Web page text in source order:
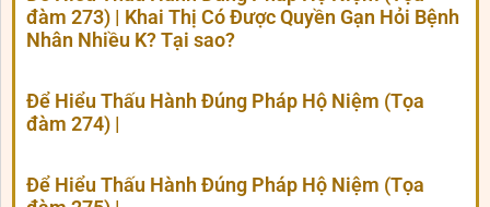
đàm 273) | Khai Thị Có Được Quyền Gạn Hỏi Bệnh
Nhân Nhiều K? Tại sao?
Để Hiểu Thấu Hành Đúng Pháp Hộ Niệm (Tọa
đàm 274) |
Để Hiểu Thấu Hành Đúng Pháp Hộ Niệm (Tọa